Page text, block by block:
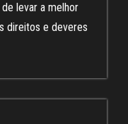
levar a melhor
direitos e deveres